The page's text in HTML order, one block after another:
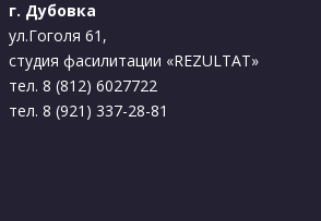
г. Дубовка
ул.Гоголя 61,
студия фасилитации «REZULTAT»
тел. 8 (812) 6027722
тел. 8 (921) 337-28-81